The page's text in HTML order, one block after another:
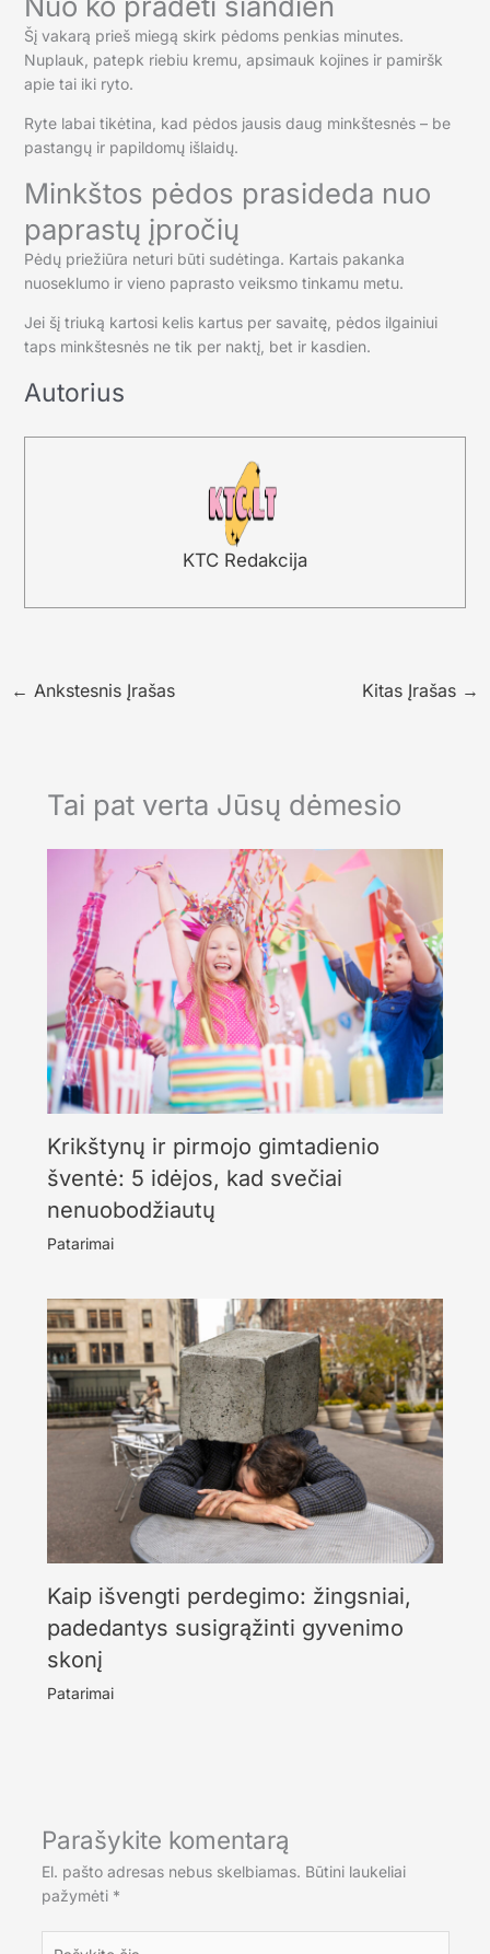
Šį vakarą prieš miegą skirk pėdoms penkias minutes.
Nuplauk, patepk riebiu kremu, apsimauk kojines ir pamiršk
apie tai iki ryto.
Ryte labai tikėtina, kad pėdos jausis daug minkštesnės – be
pastangų ir papildomų išlaidų.
Minkštos pėdos prasideda nuo
paprastų įpročių
Pėdų priežiūra neturi būti sudėtinga. Kartais pakanka
nuoseklumo ir vieno paprasto veiksmo tinkamu metu.
Jei šį triuką kartosi kelis kartus per savaitę, pėdos ilgainiui
taps minkštesnės ne tik per naktį, bet ir kasdien.
Autorius
KTC Redakcija
← Ankstesnis Įrašas Kitas Įrašas →
Tai pat verta Jūsų dėmesio
Krikštynų ir pirmojo gimtadienio
šventė: 5 idėjos, kad svečiai
nenuobodžiautų
Patarimai
Kaip išvengti perdegimo: žingsniai,
padedantys susigrąžinti gyvenimo
skonį
Patarimai
Parašykite komentarą
El. pašto adresas nebus skelbiamas. Būtini laukeliai
pažymėti *